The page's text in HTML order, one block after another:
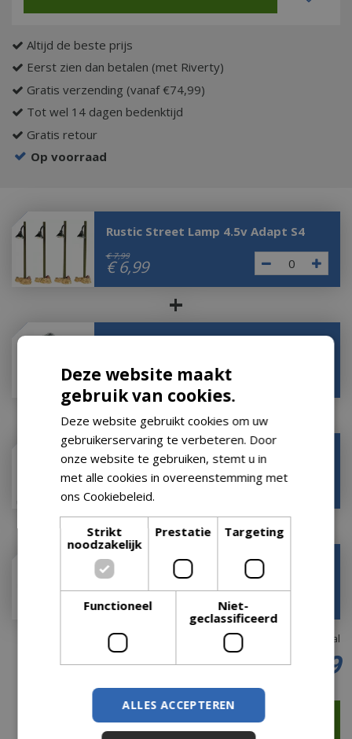
Altijd de beste prijs
Eerst zien dan betalen (met Riverty)
Gratis verzending (vanaf €74,99)
Tot wel 14 dagen bedenktijd
Gratis retour
Op voorraad
Rustic Street Lamp 4.5v Adapt S4
€ 7,99
€ 6,99
+
99
€18,99
+
Colonial Street Lamp 4.5v Adapt S4
€ 7,99
€ 5,99
+
Butternut Tree Large
€ 14,99
€13,49
Totaal
€2 69
Deze website maakt
gebruik van cookies.
Deze website gebruikt cookies om uw
gebruikerservaring te verbeteren. Door
onze website te gebruiken, stemt u in
met alle cookies in overeenstemming met
ons Cookiebeleid.
Strikt
noodzakelijk
Prestatie Targeting
Functioneel
Niet-
geclassificeerd
ALLES ACCEPTEREN